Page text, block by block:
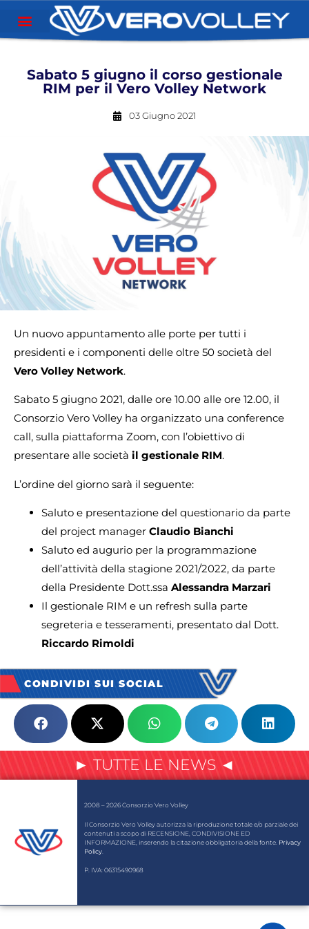
Sabato 5 giugno il corso gestionale
RIM per il Vero Volley Network
03 Giugno 2021
Un nuovo appuntamento alle porte per tutti i
presidenti e i componenti delle oltre 50 società del
Vero Volley Network.
Sabato 5 giugno 2021, dalle ore 10.00 alle ore 12.00, il
Consorzio Vero Volley ha organizzato una conference
call, sulla piattaforma Zoom, con l’obiettivo di
presentare alle società il gestionale RIM.
L’ordine del giorno sarà il seguente:
Saluto e presentazione del questionario da parte
del project manager Claudio Bianchi
Saluto ed augurio per la programmazione
dell’attività della stagione 2021/2022, da parte
della Presidente Dott.ssa Alessandra Marzari
Il gestionale RIM e un refresh sulla parte
segreteria e tesseramenti, presentato dal Dott.
Riccardo Rimoldi
CONDIVIDI SUI SOCIAL
► TUTTE LE NEWS ◄
2008 – 2026 Consorzio Vero Volley
Il Consorzio Vero Volley autorizza la riproduzione totale e/o parziale dei
contenuti a scopo di RECENSIONE, CONDIVISIONE ED
INFORMAZIONE, inserendo la citazione obbligatoria della fonte. Privacy
Policy
P. IVA: 06315490968